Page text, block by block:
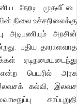
நேரடி முதலீட்டை
நிலை உச்சநிலைக்கு
அடிபணியும் அரசின்
புதிய தாராளவாத
ஏடிநமையடைந்து
பெயரில் அரசு
கல்வி, இலவச
காப்புறுதி